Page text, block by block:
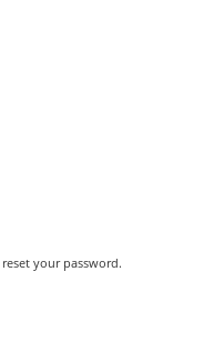
your password.